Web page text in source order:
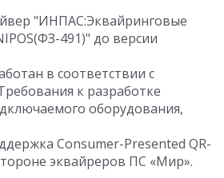
"ИНПАС:Эквайринговые
491)" до версии
в соответствии с
к разработке
оборудования,
Consumer-Presented QR-
эквайреров ПС «Мир».